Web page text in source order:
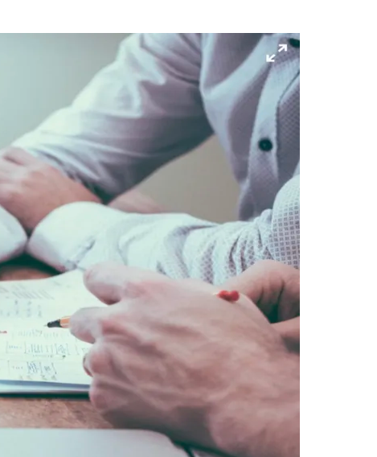
IracemaJardim ItaquitiJardim JulioJardim LíbanoJardim Maria
Jardim SilveiraJardim TupãJardim Tupanci Mutinga
Tamboré Vale do Sol Vila Barros Vila Boa Vista
Morato Taboão da Serra Embu das ArtesSão Roque